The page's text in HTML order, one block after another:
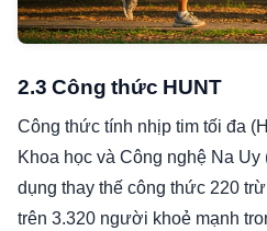
2.3 Công thức HUNT
Công thức tính nhịp tim tối đa
Khoa học và Công nghệ Na
dụng thay thế công thức 220
trên 3.320 người khoẻ mạnh